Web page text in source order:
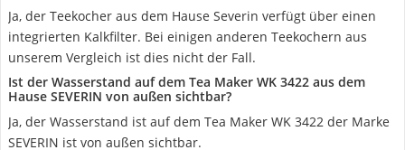
Ja, der Teekocher aus dem Hause Severin verfügt über einen
integrierten Kalkfilter. Bei einigen anderen Teekochern aus
unserem Vergleich ist dies nicht der Fall.
Ist der Wasserstand auf dem Tea Maker WK 3422 aus dem
Hause SEVERIN von außen sichtbar?
Ja, der Wasserstand ist auf dem Tea Maker WK 3422 der Marke
SEVERIN ist von außen sichtbar.